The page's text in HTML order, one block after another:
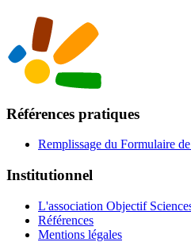
Références pratiques
Remplissage du Formulaire
Institutionnel
L'association Objectif
Références
Mentions légales